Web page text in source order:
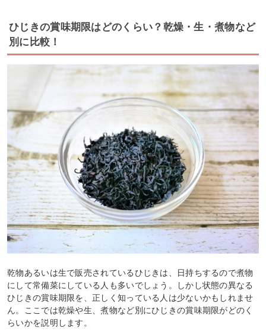
ひじきの賞味期限はどのくらい？乾燥・生・煮物など
別に比較！
乾物あるいは生で販売されているひじきは、日持ちするので煮物
にして常備菜にしている人も多いでしょう。しかし状態の異なる
ひじきの賞味期限を、正しく知っている人は少ないかもしれませ
ん。ここでは乾燥や生、煮物など別にひじきの賞味期限がどのく
らいかを説明します。